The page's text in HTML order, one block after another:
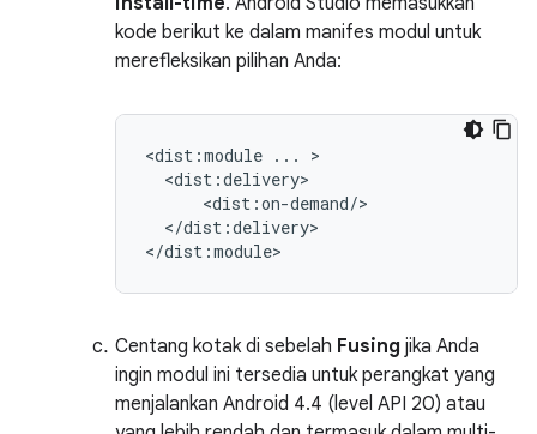
kode berikut ke dalam manifes modul untuk
merefleksikan pilihan Anda:
<dist:module ...
</dist:delivery>
Centang kotak di sebelah Fusing jika Anda
ingin modul ini tersedia untuk perangkat yang
menjalankan Android 4.4 (level API 20) atau